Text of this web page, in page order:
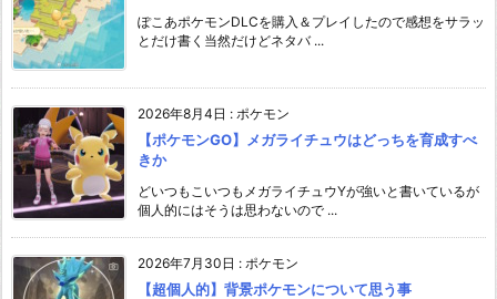
ぽこあポケモンDLCを購入＆プレイしたので感想をサラッ
とだけ書く当然だけどネタバ ...
2026年8月4日 : ポケモン
【ポケモンGO】メガライチュウはどっちを育成すべ
きか
どいつもこいつもメガライチュウYが強いと書いているが
個人的にはそうは思わないので ...
2026年7月30日 : ポケモン
【超個人的】背景ポケモンについて思う事